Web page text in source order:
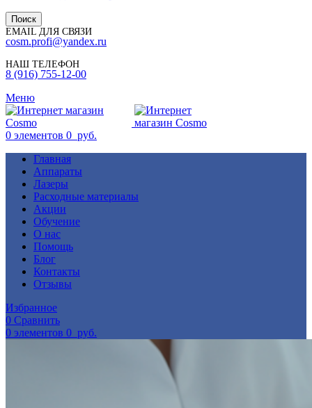
Поиск
EMAIL ДЛЯ СВЯЗИ
cosm.profi@yandex.ru
НАШ ТЕЛЕФОН
8 (916) 755-12-00
Меню
0 элементов 0 руб.
Главная
Аппараты
Лазеры
Расходные материалы
Акции
Обучение
О нас
Помощь
Блог
Контакты
Отзывы
Избранное
0 Сравнить
0 элементов 0 руб.